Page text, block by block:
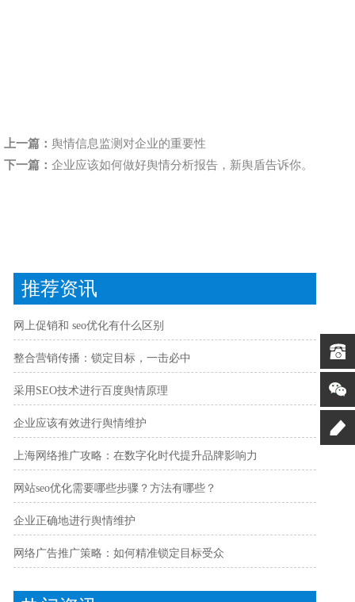
上一篇： 舆情信息监测对企业的重要性
下一篇： 企业应该如何做好舆情分析报告，新舆盾告诉你。
推荐资讯
网上促销和 seo优化有什么区别
整合营销传播：锁定目标，一击必中
采用SEO技术进行百度舆情原理
企业应该有效进行舆情维护
上海网络推广攻略：在数字化时代提升品牌影响力
网站seo优化需要哪些步骤？方法有哪些？
企业正确地进行舆情维护
网络广告推广策略：如何精准锁定目标受众